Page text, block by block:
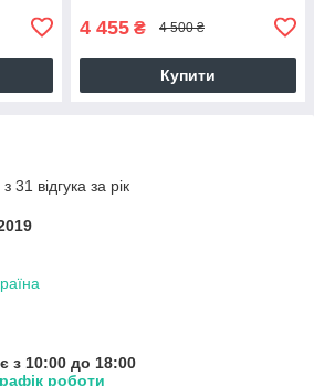
4 455 ₴ 4 500 ₴
Купити
31 відгука за рік
з 10:00 до 18:00
роботи